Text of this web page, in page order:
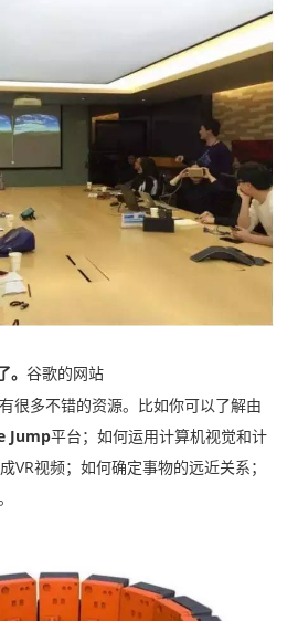
。谷歌的网站
有很多不错的资源。比如你可以了解由
Jump平台；如何运用计算机视觉和计
VR视频；如何确定事物的远近关系；